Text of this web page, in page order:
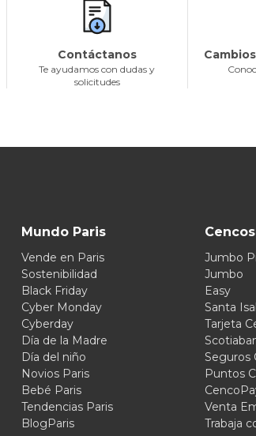
Contáctanos
Te ayudamos con dudas y
solicitudes
Mundo Paris
Vende en Paris
Sostenibilidad
Black Friday
Cyber Monday
Cyberday
Día de la Madre
Día del niño
Novios Paris
Bebé Paris
Tendencias Paris
BlogParis
Jumbo
Jumbo
Easy
Santa
Tarjeta
Seguros
Puntos
Venta
Trabaja